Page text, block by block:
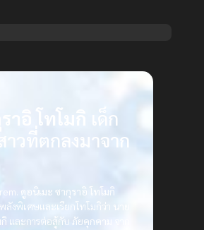
ราอิ โทโมกิ
เด็ก
สาวที่ตกลงมาจาก
ดูอนิเมะ ซากุราอิ โทโมกิ
ลังพิเศษและเรียกโทโมกิว่า นาย
และการต่อสู้กับ ภัยคุกคาม จาก